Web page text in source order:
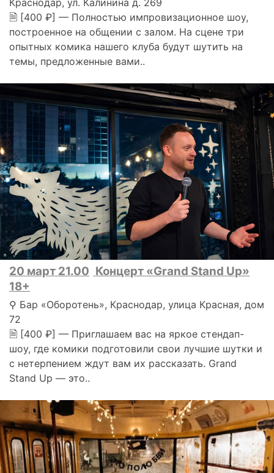
Краснодар, ул. Калинина д. 269
🗎 [400 ₽] — Полностью импровизационное шоу,
построенное на общении с залом. На сцене три
опытных комика нашего клуба будут шутить на
темы, предложенные вами..
20 март 21.00 Концерт «Grand Stand Up»
18+
⚲ Бар «Оборотень», Краснодар, улица Красная, дом
72
🗎 [400 ₽] — Приглашаем вас на яркое стендап-
шоу, где комики подготовили свои лучшие шутки и
с нетерпением ждут вам их рассказать. Grand
Stand Up — это..